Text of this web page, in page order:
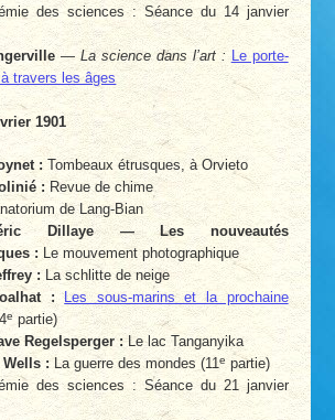
des sciences : Séance du 14 janvier
—La science dans l’art : Le porte-
travers les âges
1901
:Tombeaux étrusques, à Orvieto
: Revue de chime
de Lang-Bian
Dillaye — Les nouveautés
: Le mouvement photographique
: La schlitte de neige
:
Les sous-marins et la prochaine
e partie)
Regelsperger :Le lac Tanganyika
Wells :La guerre des mondes (11epartie)
des sciences : Séance du 21 janvier